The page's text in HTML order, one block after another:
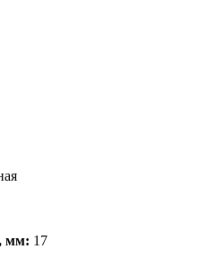
мм: 17